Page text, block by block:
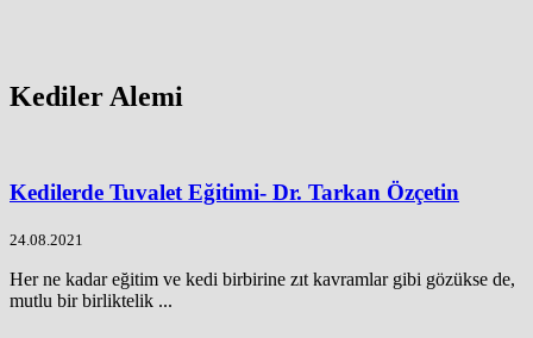
Kediler Alemi
Kedilerde Tuvalet Eğitimi- Dr. Tarkan Özçetin
24.08.2021
Her ne kadar eğitim ve kedi birbirine zıt kavramlar gibi gözükse de,
mutlu bir birliktelik ...